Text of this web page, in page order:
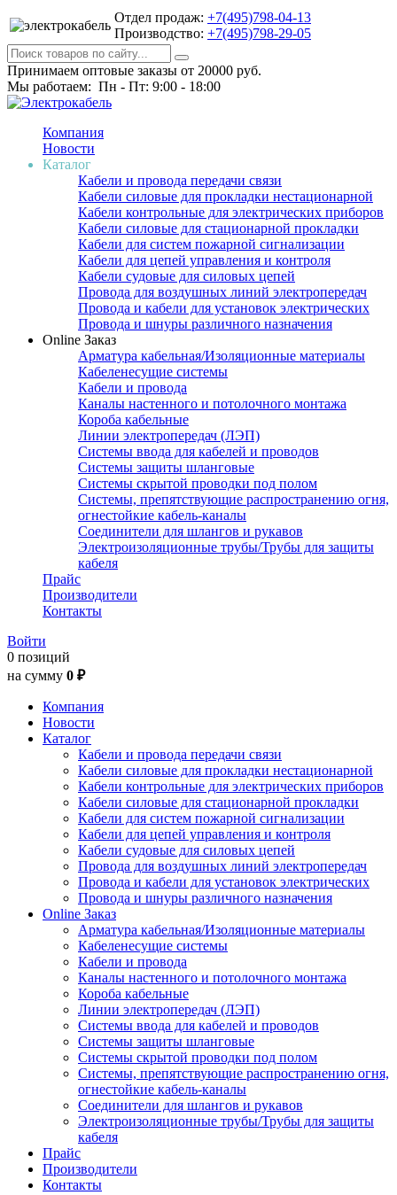
Отдел продаж: +7(495)798-04-13
Производство: +7(495)798-29-05
Принимаем оптовые заказы от 20000 руб.
Мы работаем: Пн - Пт: 9:00 - 18:00
Компания
Новости
Каталог
Кабели и провода передачи связи
Кабели силовые для прокладки нестационарной
Кабели контрольные для электрических приборов
Кабели силовые для стационарной прокладки
Кабели для систем пожарной сигнализации
Кабели для цепей управления и контроля
Кабели судовые для силовых цепей
Провода для воздушных линий электропередач
Провода и кабели для установок электрических
Провода и шнуры различного назначения
Online Заказ
Арматура кабельная/Изоляционные материалы
Кабеленесущие системы
Кабели и провода
Каналы настенного и потолочного монтажа
Короба кабельные
Линии электропередач (ЛЭП)
Системы ввода для кабелей и проводов
Системы защиты шланговые
Системы скрытой проводки под полом
Системы, препятствующие распространению огня,
огнестойкие кабель-каналы
Соединители для шлангов и рукавов
Электроизоляционные трубы/Трубы для защиты
кабеля
Прайс
Производители
Контакты
Войти
0 позиций
на сумму 0 ₽
Компания
Новости
Каталог
Кабели и провода передачи связи
Кабели силовые для прокладки нестационарной
Кабели контрольные для электрических приборов
Кабели силовые для стационарной прокладки
Кабели для систем пожарной сигнализации
Кабели для цепей управления и контроля
Кабели судовые для силовых цепей
Провода для воздушных линий электропередач
Провода и кабели для установок электрических
Провода и шнуры различного назначения
Online Заказ
Арматура кабельная/Изоляционные материалы
Кабеленесущие системы
Кабели и провода
Каналы настенного и потолочного монтажа
Короба кабельные
Линии электропередач (ЛЭП)
Системы ввода для кабелей и проводов
Системы защиты шланговые
Системы скрытой проводки под полом
Системы, препятствующие распространению огня,
огнестойкие кабель-каналы
Соединители для шлангов и рукавов
Электроизоляционные трубы/Трубы для защиты
кабеля
Прайс
Производители
Контакты